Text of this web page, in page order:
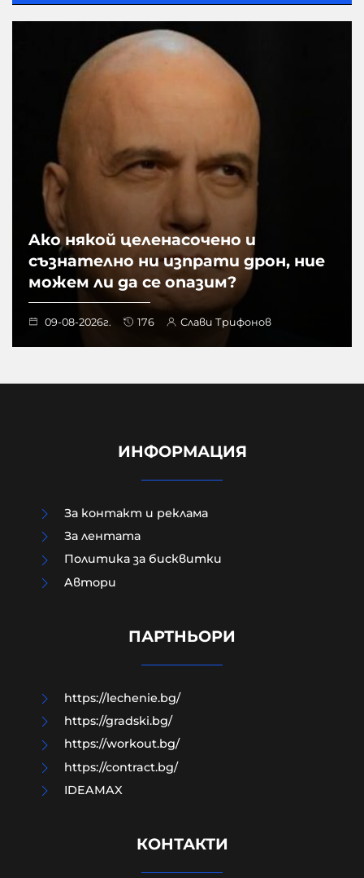
Aко някой целенасочено и
съзнателно ни изпрати дрон, ние
можем ли да се опазим?
09-08-2026г. 176 Слави Трифонов
Преди убийството на Младежкия
"наркоман", за да го накажат
ИНФОРМАЦИЯ
За контакт и реклама
За лентата
Политика за бисквитки
Aвтори
ПАРТНЬОРИ
https://lechenie.bg/
https://gradski.bg/
https://workout.bg/
https://contract.bg/
IDEAMAX
КОНТАКТИ